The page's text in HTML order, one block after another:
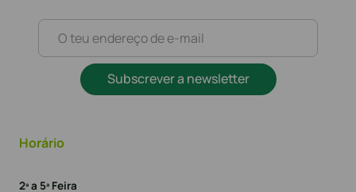
Subscrever a newsletter
Horário
2ª a 5ª Feira